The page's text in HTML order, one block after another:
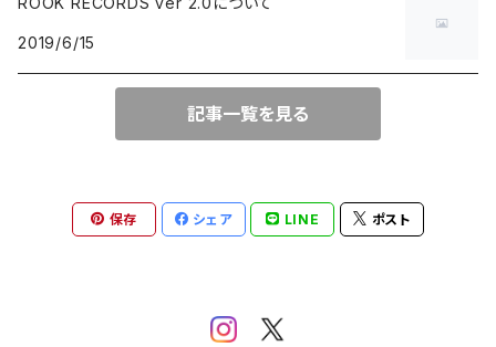
big band / trad / swing
PUNK ROCK
POP PUNK / MELODIC PUNK
NEO SKA / 2TONE / SKA PUNK
落語・浪曲・芸能
AFRO / CUBAN
2019/6/15
記事一覧を見る
保存 シェア LINE ポスト